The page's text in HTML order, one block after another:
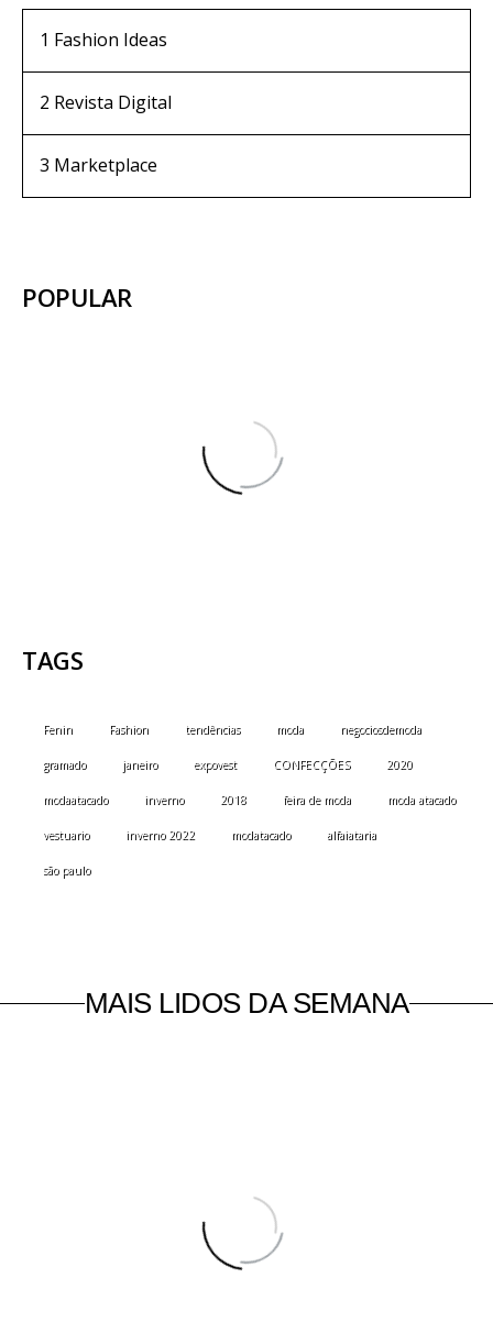
1 Fashion Ideas
2 Revista Digital
3 Marketplace
POPULAR
TAGS
Fenin Fashion tendências moda negociosdemoda
gramado janeiro expovest CONFECÇÕES 2020
modaatacado inverno 2018 feira de moda moda atacado
vestuario inverno 2022 modatacado alfaiataria
são paulo
MAIS LIDOS DA SEMANA